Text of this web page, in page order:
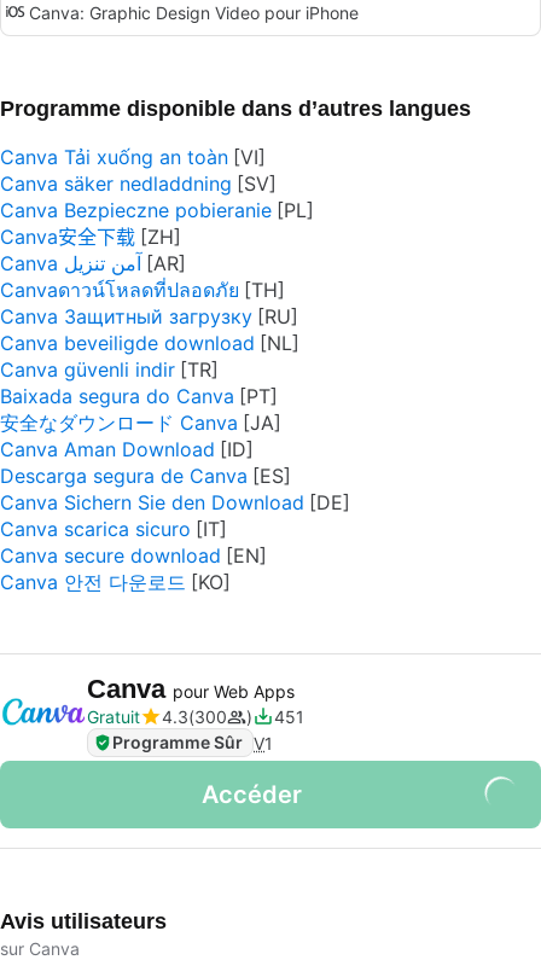
Canva: Graphic Design Video pour iPhone
Programme disponible dans d’autres langues
Canva Tải xuống an toàn
Canva säker nedladdning
Canva Bezpieczne pobieranie
Canva安全下载
Canva آمن تنزيل
Canvaดาวน์โหลดที่ปลอดภัย
Canva Защитный загрузку
Canva beveiligde download
Canva güvenli indir
Baixada segura do Canva
安全なダウンロード Canva
Canva Aman Download
Descarga segura de Canva
Canva Sichern Sie den Download
Canva scarica sicuro
Canva secure download
Canva 안전 다운로드
Canva pour Web Apps
Gratuit
4.3 300
451
Programme Sûr V1
Accéder
Avis utilisateurs
sur Canva